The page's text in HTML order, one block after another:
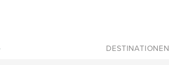
DESTINATIONEN